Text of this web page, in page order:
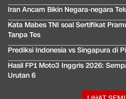
Iran Ancam Bikin Negara-negara
Kata Mabes TNI soal Sertifikat
Tanpa Tes
Prediksi Indonesia vs Singapura di
Hasil FP1 Moto3 Inggris 2026:
Urutan 6